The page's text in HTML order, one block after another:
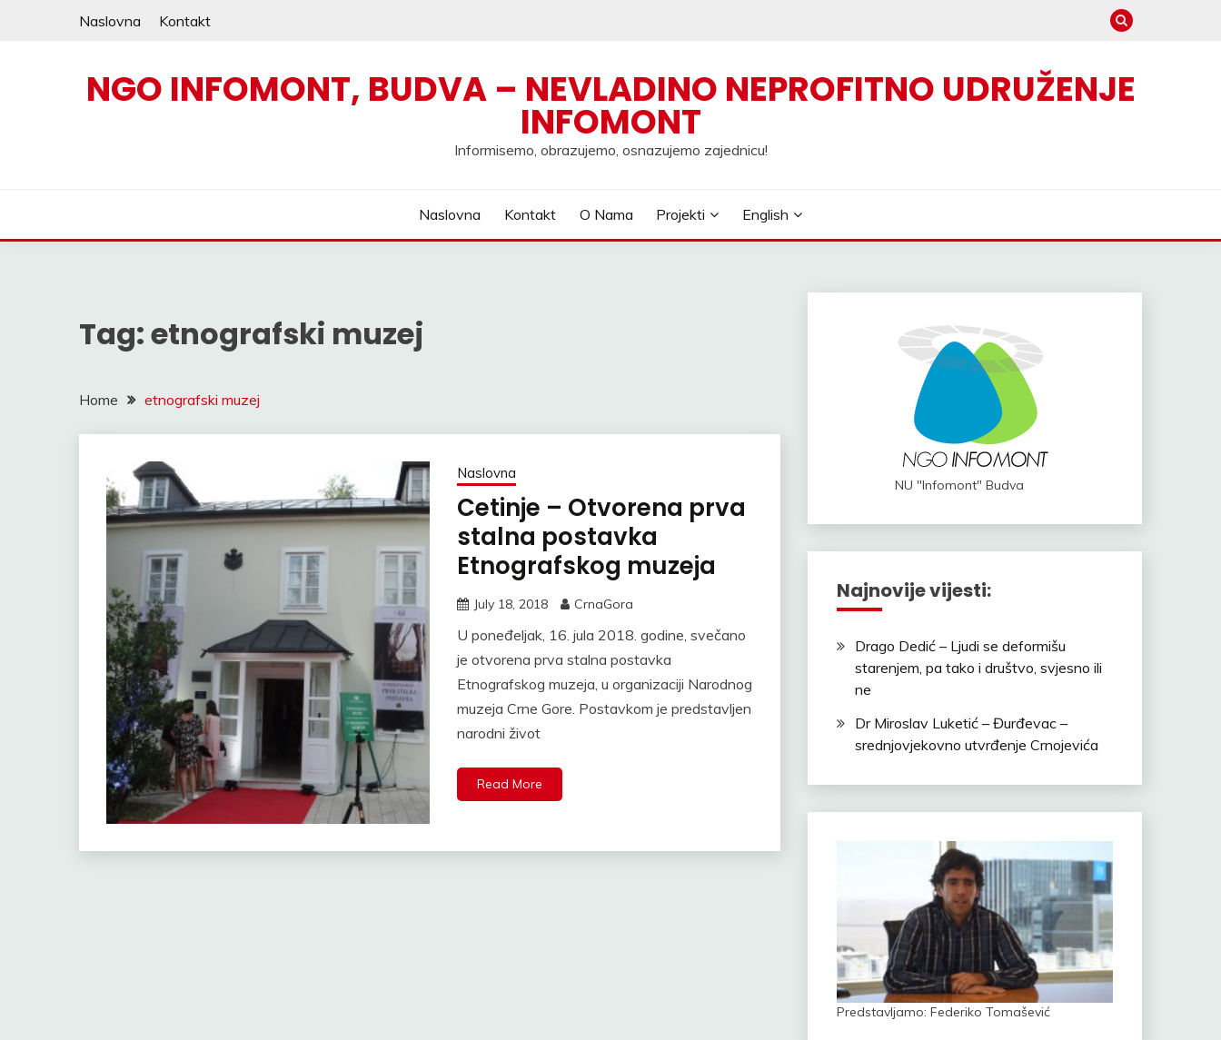
Naslovna Kontakt
NGO INFOMONT, BUDVA – NEVLADINO NEPROFITNO UDRUŽENJE
INFOMONT
Informisemo, obrazujemo, osnazujemo zajednicu!
Naslovna Kontakt O Nama Projekti English
Tag:etnografski muzej
Home etnografski muzej
Naslovna
Cetinje – Otvorena prva
stalna postavka
Etnografskog muzeja
July 18, 2018 CrnaGora
U poneđeljak, 16. jula 2018. godine, svečano
je otvorena prva stalna postavka
Etnografskog muzeja, u organizaciji Narodnog
muzeja Crne Gore. Postavkom je predstavljen
narodni život
Read More
NU "Infomont" Budva
Najnovije vijesti:
Drago Dedić – Ljudi se deformišu
starenjem, pa tako i društvo, svjesno ili
ne
Dr Miroslav Luketić – Đurđevac –
srednjovjekovno utvrđenje Crnojevića
Predstavljamo: Federiko Tomašević